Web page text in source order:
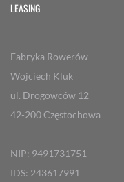
LEASING
Fabryka Rowerów
Wojciech Kluk
ul. Drogowców 12
42-200 Częstochowa
NIP: 9491731751
IDS: 243617991